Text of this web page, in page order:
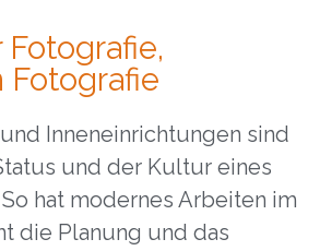
Fotografie
Inneneinrichtungen sind
und der Kultur eines
hat modernes Arbeiten im
die Planung und das